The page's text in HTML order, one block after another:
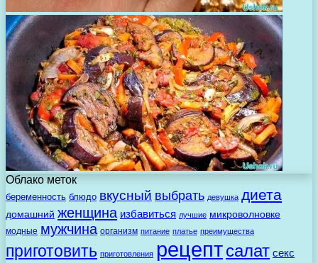
Облако меток
беременность блюдо вкусный выбрать девушка диета
домашний женщина избавиться лучшие микроволновке
модные мужчина организм питание платье преимущества
приготовить приготовления рецептсалат секс